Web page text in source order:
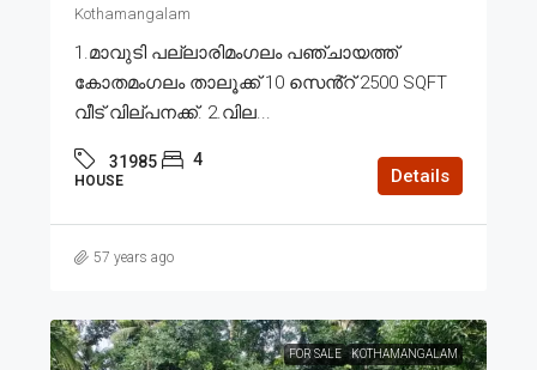
Kothamangalam
1.മാവുടി പല്ലാരിമംഗലം പഞ്ചായത്ത്
കോതമംഗലം താലൂക്ക് 10 സെൻ്റ് 2500 SQFT
വീട് വില്പനക്ക്. 2.വില...
31985 4
HOUSE Details
57 years ago
FOR SALE KOTHAMANGALAM